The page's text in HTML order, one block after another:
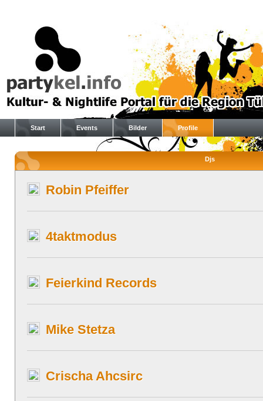
Start Events Bilder Profile
Djs
Robin Pfeiffer
4taktmodus
Feierkind Records
Mike Stetza
Crischa Ahcsirc